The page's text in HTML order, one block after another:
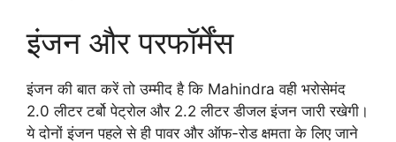
इंजन और परफॉर्मेंस
इंजन की बात करें तो उम्मीद है कि Mahindra वही भरोसेमंद
2.0 लीटर टर्बो पेट्रोल और 2.2 लीटर डीजल इंजन जारी रखेगी।
ये दोनों इंजन पहले से ही पावर और ऑफ-रोड क्षमता के लिए जाने